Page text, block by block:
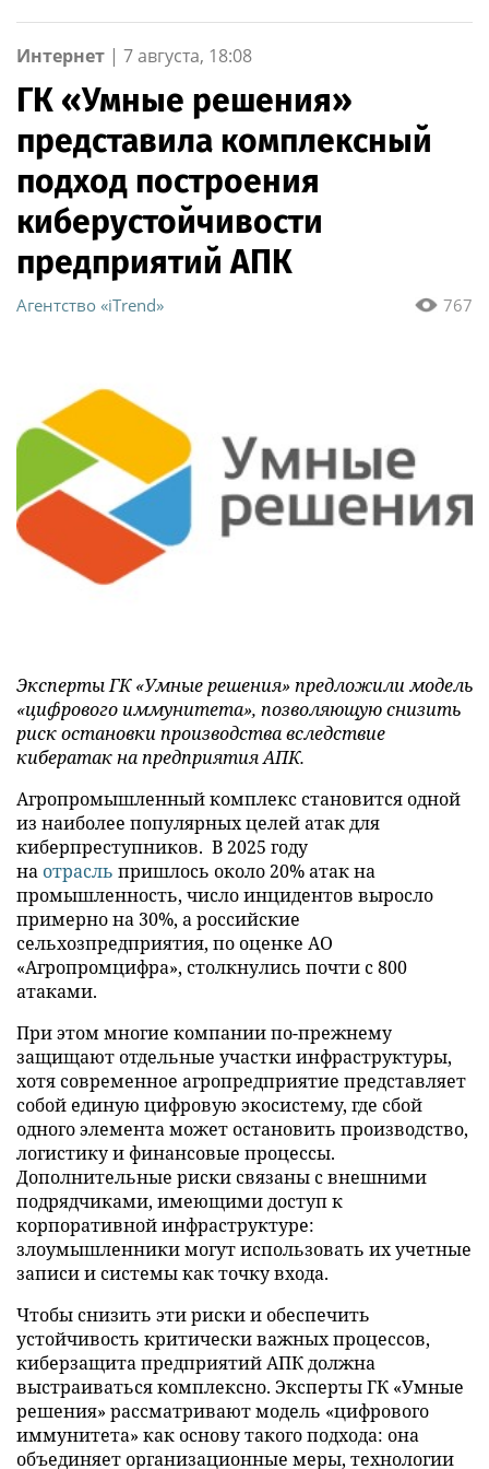
Интернет | 7 августа, 18:08
ГК «Умные решения»
представила комплексный
подход построения
киберустойчивости
предприятий АПК
767
Агентство «iTrend»
Эксперты ГК «Умные решения» предложили модель
«цифрового иммунитета», позволяющую снизить
риск остановки производства вследствие
кибератак на предприятия АПК.
Агропромышленный комплекс становится одной
из наиболее популярных целей атак для
киберпреступников. В 2025 году
на отрасль пришлось около 20% атак на
промышленность, число инцидентов выросло
примерно на 30%, а российские
сельхозпредприятия, по оценке АО
«Агропромцифра», столкнулись почти с 800
атаками.
При этом многие компании по-прежнему
защищают отдельные участки инфраструктуры,
хотя современное агропредприятие представляет
собой единую цифровую экосистему, где сбой
одного элемента может остановить производство,
логистику и финансовые процессы.
Дополнительные риски связаны с внешними
подрядчиками, имеющими доступ к
корпоративной инфраструктуре:
злоумышленники могут использовать их учетные
записи и системы как точку входа.
Чтобы снизить эти риски и обеспечить
устойчивость критически важных процессов,
киберзащита предприятий АПК должна
выстраиваться комплексно. Эксперты ГК «Умные
решения» рассматривают модель «цифрового
иммунитета» как основу такого подхода: она
объединяет организационные меры, технологии